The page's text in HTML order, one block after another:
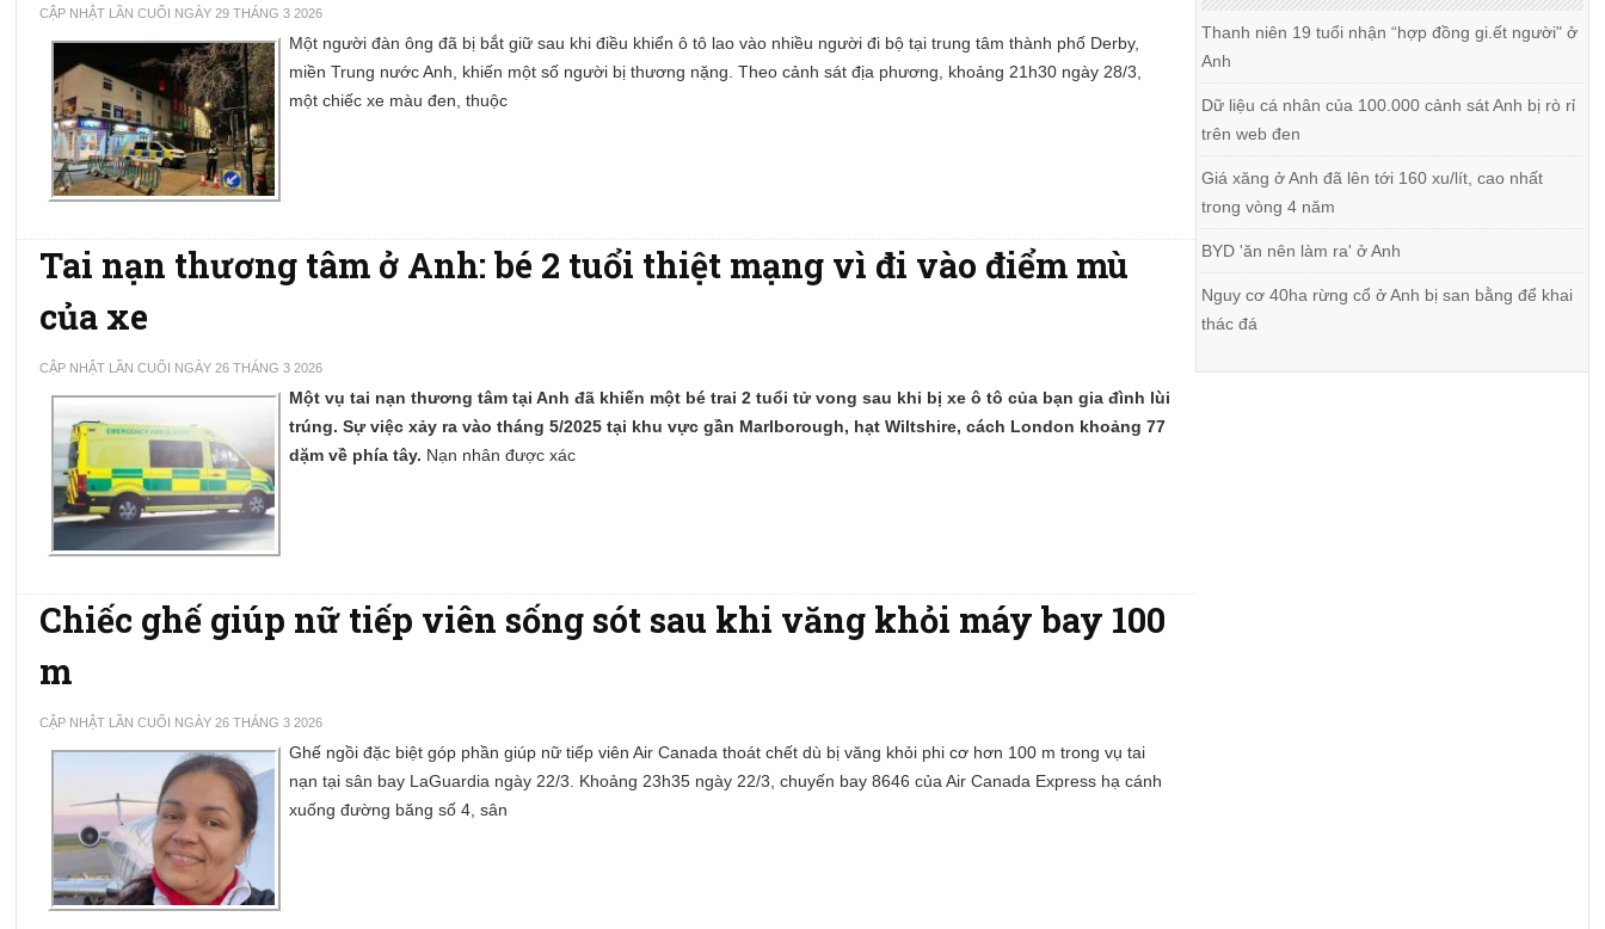
CẬP NHẬT LẦN CUỐI NGÀY 29 THÁNG 3 2026
Một người đàn ông đã bị bắt giữ sau khi điều khiển ô tô lao vào nhiều người đi bộ tại trung tâm thành phố Derby,
miền Trung nước Anh, khiến một số người bị thương nặng. Theo cảnh sát địa phương, khoảng 21h30 ngày 28/3,
một chiếc xe màu đen, thuộc
Tai nạn thương tâm ở Anh: bé 2 tuổi thiệt mạng vì đi vào điểm mù
của xe
CẬP NHẬT LẦN CUỐI NGÀY 26 THÁNG 3 2026
Một vụ tai nạn thương tâm tại Anh đã khiến một bé trai 2 tuổi tử vong sau khi bị xe ô tô của bạn gia đình lùi
trúng. Sự việc xảy ra vào tháng 5/2025 tại khu vực gần Marlborough, hạt Wiltshire, cách London khoảng 77
dặm về phía tây. Nạn nhân được xác
Chiếc ghế giúp nữ tiếp viên sống sót sau khi văng khỏi máy bay 100
m
CẬP NHẬT LẦN CUỐI NGÀY 26 THÁNG 3 2026
Ghế ngồi đặc biệt góp phần giúp nữ tiếp viên Air Canada thoát chết dù bị văng khỏi phi cơ hơn 100 m trong vụ tai
nạn tại sân bay LaGuardia ngày 22/3. Khoảng 23h35 ngày 22/3, chuyến bay 8646 của Air Canada Express hạ cánh
xuống đường băng số 4, sân
Thanh niên 19 tuổi nhận “hợp đồng gi.ết người" ở
Anh
Dữ liệu cá nhân của 100.000 cảnh sát Anh bị rò rỉ
trên web đen
Giá xăng ở Anh đã lên tới 160 xu/lít, cao nhất
trong vòng 4 năm
BYD 'ăn nên làm ra' ở Anh
Nguy cơ 40ha rừng cổ ở Anh bị san bằng để khai
thác đá